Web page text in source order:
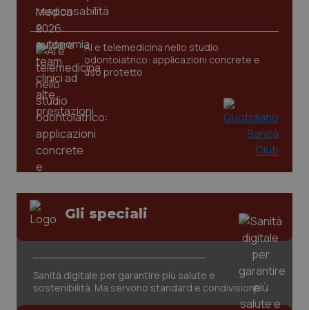
AI e telemedicina nello studio
odontoiatrico: applicazioni concrete e
uso protetto
Gli speciali
Sanità digitale per garantire più salute e
sostenibilità. Ma servono standard e condivisione
tracking-enable
tracking-sites-ironfish-
session-id
www.quotidianosanita.it